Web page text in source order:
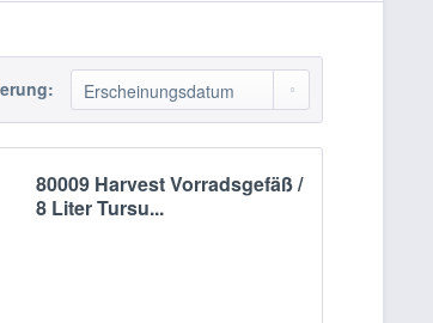
80009 Harvest Vorradsgefäß /
8 Liter Tursu...